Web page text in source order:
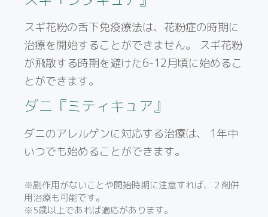
スギ花粉の舌下免疫療法は、花粉症の時期に
治療を開始することができません。 スギ花粉
が飛散する時期を避けた6-12月頃に始めるこ
とができます。
ダニ『ミティキュア』
ダニのアレルゲンに対応する治療は、 1年中
いつでも始めることができます。
※副作用がないことや開始時期に注意すれば、２剤併
用治療も可能です。
※5歳以上であれば適応があります。